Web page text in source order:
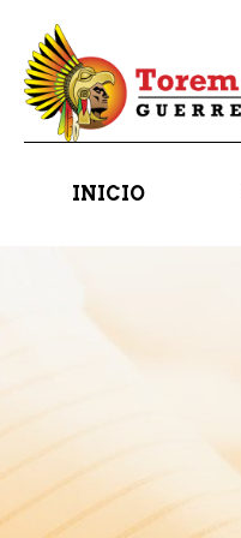
INICIO